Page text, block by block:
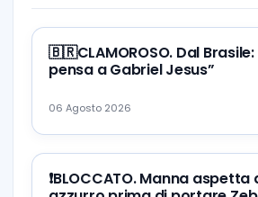
🇧🇷CLAMOROSO. Dal Brasile:
pensa a Gabriel Jesus”
06 Agosto 2026
❗️BLOCCATO. Manna